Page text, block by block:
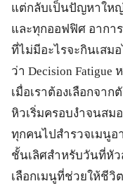
แต่กลับเป็นปัญหาให
และทุกออฟฟิศ อาการ
ที่ไม่มีอะไรจะกินเสม
ว่า Decision
เมื่อเราต้องเลือกจา
หิวเริ่มครอบงำจนสม
ทุกคนไปสำรวจเมนูอ
ชั้นเลิศสำหรับวันที่หัว
เลือกเมนูที่ช่วยให้ชีวิ